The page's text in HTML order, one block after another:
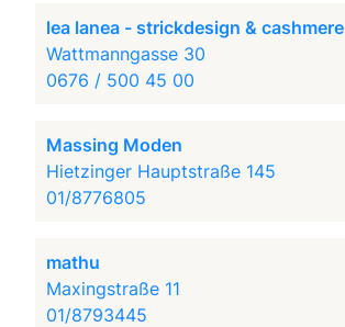
lea lanea - strickdesign & cashmere
Wattmanngasse 30
0676 / 500 45 00
Massing Moden
Hietzinger Hauptstraße 145
01/8776805
mathu
Maxingstraße 11
01/8793445